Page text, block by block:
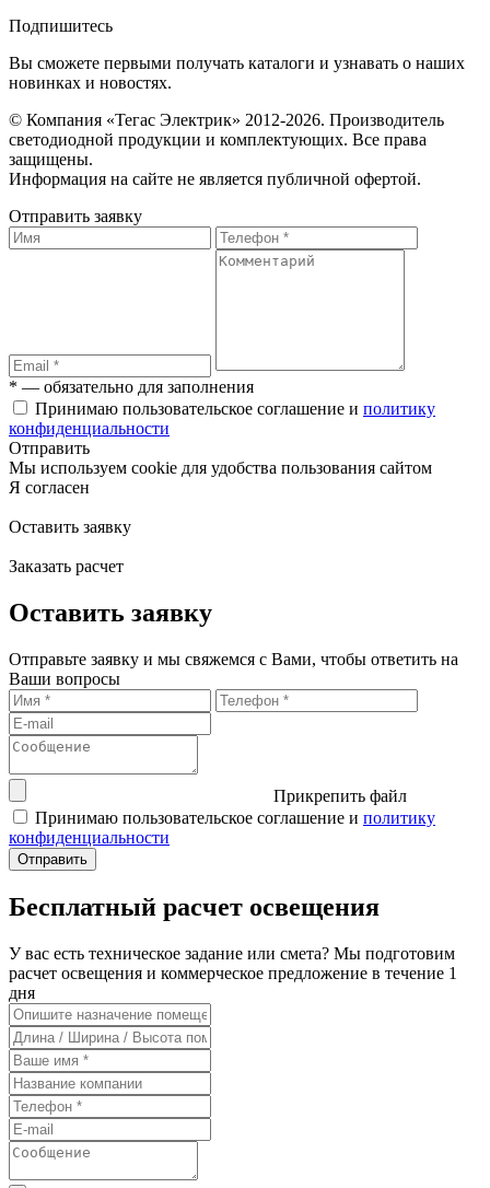
Подпишитесь
Вы сможете первыми получать каталоги и узнавать о наших
новинках и новостях.
© Компания «Тегас Электрик» 2012-2026. Производитель
светодиодной продукции и комплектующих. Все права
защищены.
Информация на сайте не является публичной офертой.
Отправить заявку
* — обязательно для заполнения
Принимаю пользовательское соглашение и политику
конфиденциальности
Отправить
Мы используем cookie для удобства пользования сайтом
Я согласен
Оставить заявку
Заказать расчет
Оставить заявку
Отправьте заявку и мы свяжемся с Вами, чтобы ответить на
Ваши вопросы
Прикрепить файл
Принимаю пользовательское соглашение и политику
конфиденциальности
Бесплатный расчет освещения
У вас есть техническое задание или смета? Мы подготовим
расчет освещения и коммерческое предложение в течение 1
дня